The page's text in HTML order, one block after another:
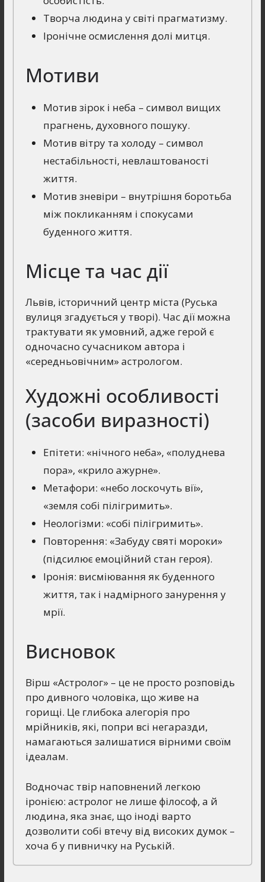
Творча людина у світі прагматизму.
Іронічне осмислення долі митця.
Мотиви
Мотив зірок і неба – символ вищих
прагнень, духовного пошуку.
Мотив вітру та холоду – символ
нестабільності, невлаштованості
життя.
Мотив зневіри – внутрішня боротьба
між покликанням і спокусами
буденного життя.
Місце та час дії
Львів, історичний центр міста (Руська
вулиця згадується у творі). Час дії можна
трактувати як умовний, адже герой є
одночасно сучасником автора і
«середньовічним» астрологом.
Художні особливості
(засоби виразності)
Епітети: «нічного неба», «полуднева
пора», «крило ажурне».
Метафори: «небо лоскочуть вії»,
«земля собі пілігримить».
Неологізми: «собі пілігримить».
Повторення: «Забуду святі мороки»
(підсилює емоційний стан героя).
Іронія: висміювання як буденного
життя, так і надмірного занурення у
мрії.
Висновок
Вірш «Астролог» – це не просто розповідь
про дивного чоловіка, що живе на
горищі. Це глибока алегорія про
мрійників, які, попри всі негаразди,
намагаються залишатися вірними своїм
ідеалам.
Водночас твір наповнений легкою
іронією: астролог не лише філософ, а й
людина, яка знає, що іноді варто
дозволити собі втечу від високих думок –
хоча б у пивничку на Руській.